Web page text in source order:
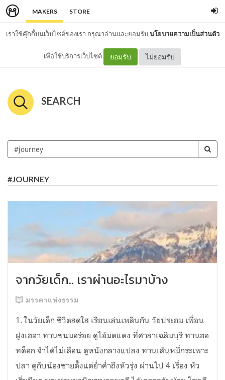
MAKERS STORE
เราใช้คุ๊กกี้บนเว็บไซต์ของเรา กรุณาอ่านและยอมรับนโยบายความเป็นส่วนตัว
เพื่อใช้บริการเว็บไซต์ ยอมรับ ไม่ยอมรับ
SEARCH
#JOURNEY
จากวัยเด็ก.. เราผ่านอะไรมาบ้าง
มรรคาแห่งธรรม
1. ในวัยเด็ก ชีวิตสดใส เรียนเล่นเพลินกัน วัยประถม เพื่อน
ฝูงเฮฮา ทานขนมอร่อย ดูไอ้มดแดง ที่ศาลาเฉลิมบุรี ทานฮอ
ทด็อก จำได้ไม่เลือน ดูหนังกลางแปลง ทานเส้นหมี่กระเพาะ
ปลา ดูกับน้องชายตั้งแต่ย่ำค่ำถึงหัวรุ่ง ผ่านไป 4 เรื่อง หัว